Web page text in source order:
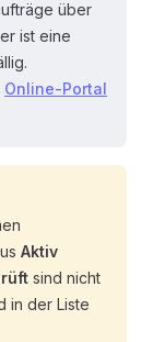
über
ist eine
Online-Portal
Aktiv
sind nicht
in der Liste